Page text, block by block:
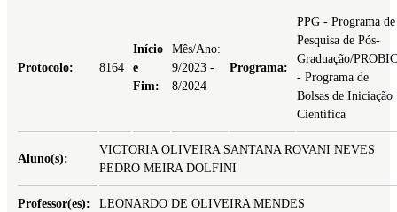
Protocolo: 8164
Início
e
Fim:
Mês/Ano:
9/2023 -
8/2024
Programa:
PPG - Programa de
Pesquisa de Pós-
Graduação/PROBIC
- Programa de
Bolsas de Iniciação
Científica
Aluno(s):
VICTORIA OLIVEIRA SANTANA ROVANI NEVES
PEDRO MEIRA DOLFINI
Professor(es): LEONARDO DE OLIVEIRA MENDES